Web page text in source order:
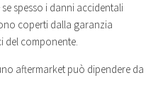
spesso i danni accidentali
coperti dalla garanzia
del componente.
aftermarket può dipendere da